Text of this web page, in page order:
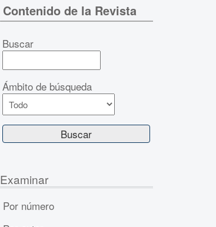
Contenido de la Revista
Buscar
Ámbito de búsqueda
Examinar
Por número